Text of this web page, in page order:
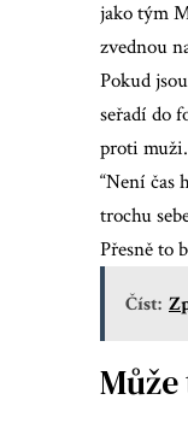
jako tým
zvednou
Pokud
seřadí do
proti
“Není čas
trochu
Přesně to
Číst: